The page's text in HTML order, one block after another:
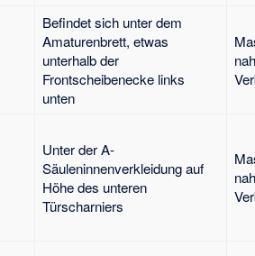
Befindet sich unter dem
Amaturenbrett, etwas
unterhalb der
Frontscheibenecke links
unten
Unter der A-
Säuleninnenverkleidung auf
Höhe des unteren
Türscharniers